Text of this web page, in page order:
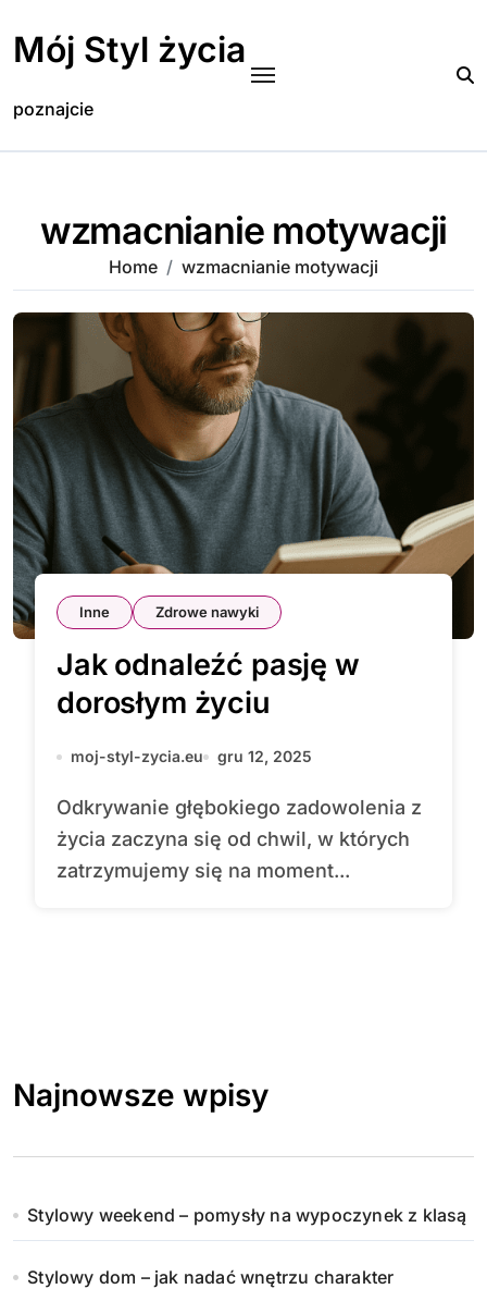
content
Mój Styl życia
poznajcie
wzmacnianie motywacji
Home wzmacnianie motywacji
Inne Zdrowe nawyki
Jak odnaleźć pasję w
dorosłym życiu
moj-styl-zycia.eu gru 12, 2025
Odkrywanie głębokiego zadowolenia z
życia zaczyna się od chwil, w których
zatrzymujemy się na moment...
Najnowsze wpisy
Stylowy weekend – pomysły na wypoczynek z klasą
Stylowy dom – jak nadać wnętrzu charakter